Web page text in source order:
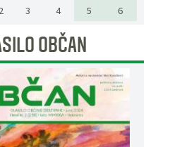
2 3 4 5 6
OBČAN